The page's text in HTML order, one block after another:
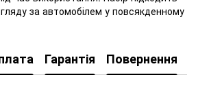
за автомобілем у повсякденному
Гарантія Повернення